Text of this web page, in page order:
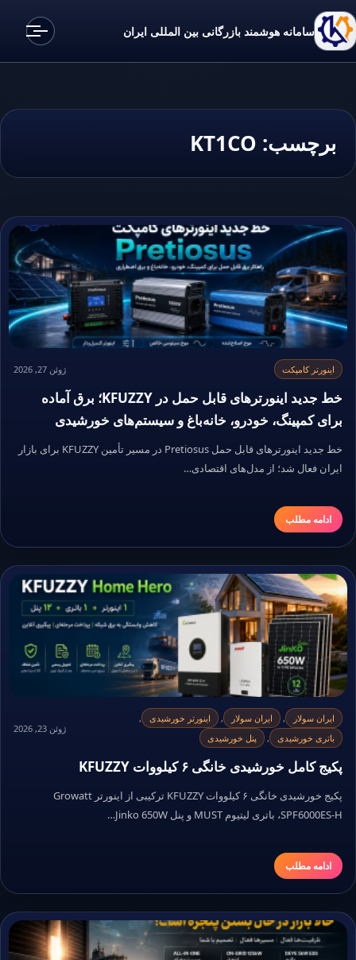
سامانه هوشمند بازرگانی بین المللی ایران
برچسب: KT1CO
اینورتر کامپکت ژوئن 27, 2026
خط جدید اینورترهای قابل حمل در KFUZZY؛ برق آماده
برای کمپینگ، خودرو، خانه‌باغ و سیستم‌های خورشیدی
خط جدید اینورترهای قابل حمل Pretiosus در مسیر تأمین KFUZZY برای بازار
ایران فعال شد؛ از مدل‌های اقتصادی…
ادامه مطلب
ایران سولار , ایران سولار , اینورتر خورشیدی
,
باتری خورشیدی
, پنل خورشیدی
ژوئن 23, 2026
پکیج کامل خورشیدی خانگی ۶ کیلووات KFUZZY
پکیج خورشیدی خانگی ۶ کیلووات KFUZZY ترکیبی از اینورتر Growatt
SPF6000ES-H، باتری لیتیوم MUST و پنل Jinko 650W…
ادامه مطلب